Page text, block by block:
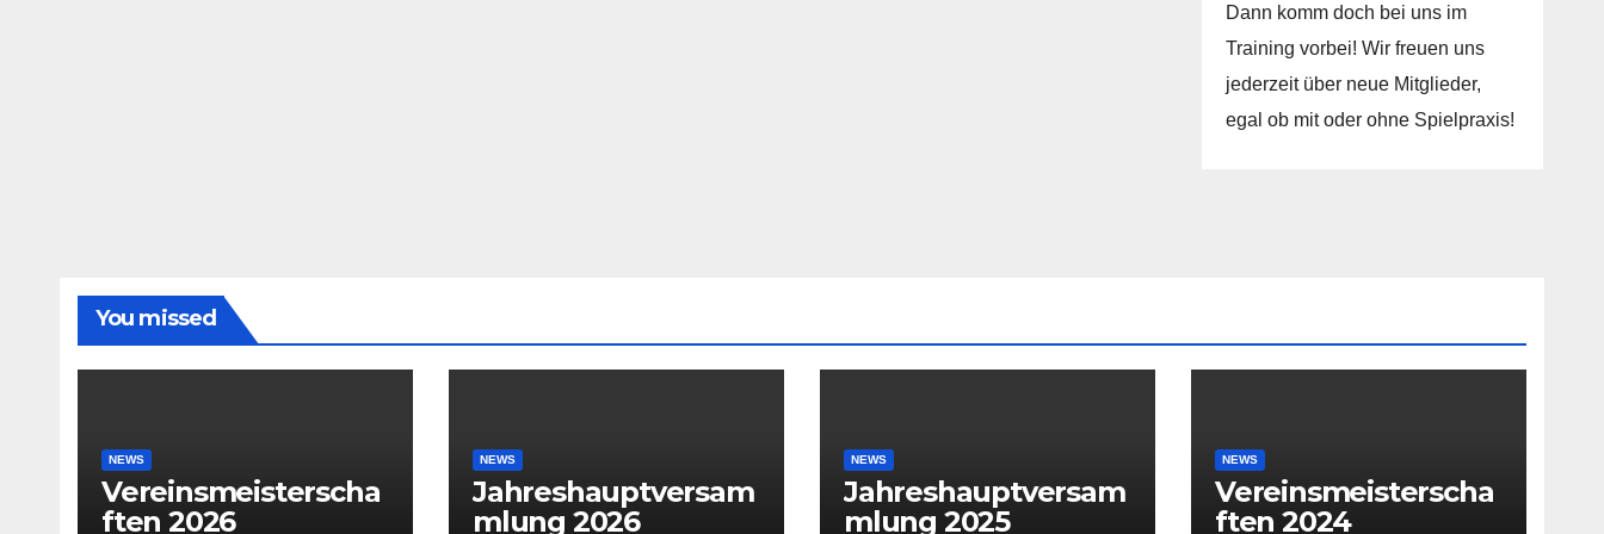
Dann komm doch bei uns im
Training vorbei! Wir freuen uns
jederzeit über neue Mitglieder,
egal ob mit oder ohne Spielpraxis!
You missed
NEWS
Vereinsmeisterscha
ften 2026
NEWS
Jahreshauptversam
mlung 2026
NEWS
Jahreshauptversam
mlung 2025
NEWS
Vereinsmeisterscha
ften 2024